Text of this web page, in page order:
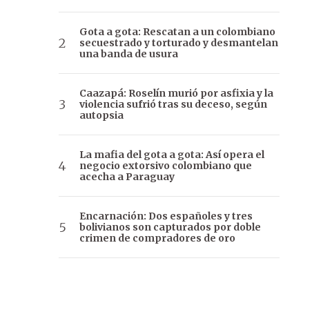
Gota a gota: Rescatan a un colombiano
secuestrado y torturado y desmantelan
una banda de usura
Caazapá: Roselín murió por asfixia y la
violencia sufrió tras su deceso, según
autopsia
La mafia del gota a gota: Así opera el
negocio extorsivo colombiano que
acecha a Paraguay
Encarnación: Dos españoles y tres
bolivianos son capturados por doble
crimen de compradores de oro